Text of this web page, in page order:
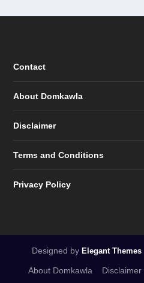
Contact
About Domkawla
Disclaimer
Terms and Conditions
Privacy Policy
Designed by Elegant Themes
About Domkawla Disclaimer